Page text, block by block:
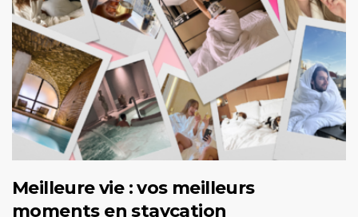
Meilleure vie : vos meilleurs
moments en staycation